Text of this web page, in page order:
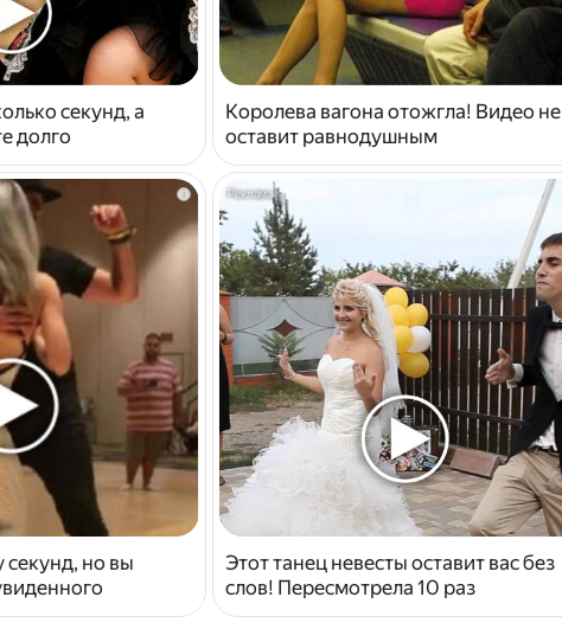
секунд, а
долго
Королева вагона отожгла! Видео не
оставит равнодушным
i
секунд, но вы
Этот танец невесты оставит вас без
слов! Пересмотрела 10 раз